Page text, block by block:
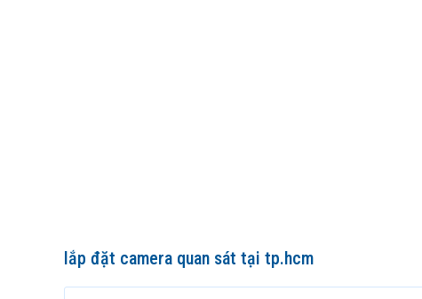
lắp đặt camera quan sát tại tp.hcm